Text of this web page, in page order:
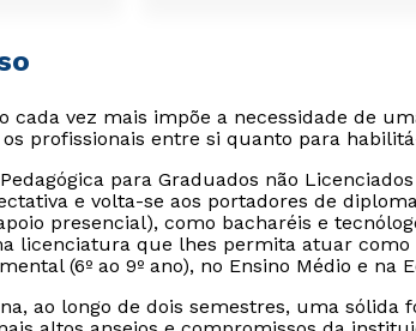
cada vez mais impõe a necessidade de
profissionais entre si quanto para
para Graduados não
e volta-se aos portadores de
presencial), como bacharéis e
licenciatura que lhes permita atuar como
(6º ao 9º ano), no Ensino Médio e na
ao longo de dois semestres, uma sólida